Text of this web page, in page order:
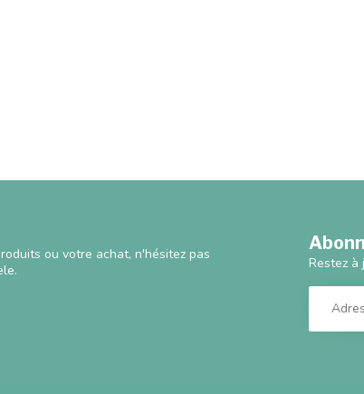
ou votre achat, n'hésitez pas
Restez à